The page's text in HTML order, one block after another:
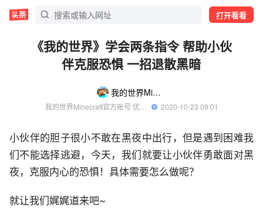
打开看看
《我的世界》学会两条指令 帮助小伙
伴克服恐惧 一招退散黑暗
我的世界Minecraft
我的世界Minecraft官方账号 优质游戏领域创作者
  2020-10-23 09:01
小伙伴的胆子很小不敢在黑夜中出行，但是遇到困难我
们不能选择逃避，今天，我们就要让小伙伴勇敢面对黑
夜，克服内心的恐惧！具体需要怎么做呢？
就让我们娓娓道来吧~